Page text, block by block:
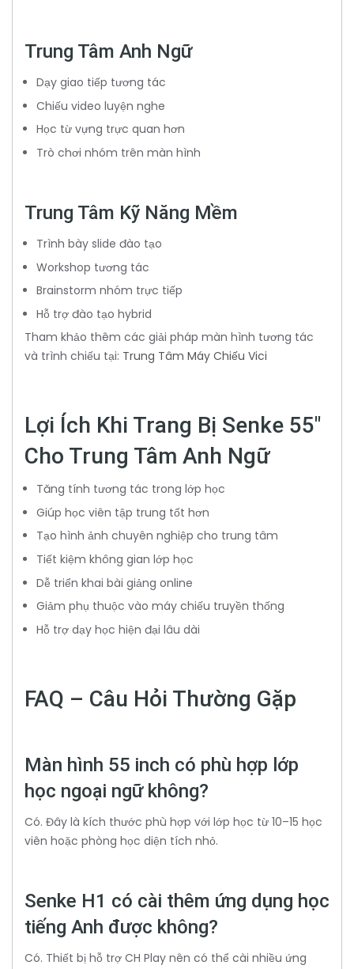
Trung Tâm Anh Ngữ
Dạy giao tiếp tương tác
Chiếu video luyện nghe
Học từ vựng trực quan hơn
Trò chơi nhóm trên màn hình
Trung Tâm Kỹ Năng Mềm
Trình bày slide đào tạo
Workshop tương tác
Brainstorm nhóm trực tiếp
Hỗ trợ đào tạo hybrid
Tham khảo thêm các giải pháp màn hình tương tác
và trình chiếu tại: Trung Tâm Máy Chiếu Vici
Lợi Ích Khi Trang Bị Senke 55"
Cho Trung Tâm Anh Ngữ
Tăng tính tương tác trong lớp học
Giúp học viên tập trung tốt hơn
Tạo hình ảnh chuyên nghiệp cho trung tâm
Tiết kiệm không gian lớp học
Dễ triển khai bài giảng online
Giảm phụ thuộc vào máy chiếu truyền thống
Hỗ trợ dạy học hiện đại lâu dài
FAQ – Câu Hỏi Thường Gặp
Màn hình 55 inch có phù hợp lớp
học ngoại ngữ không?
Có. Đây là kích thước phù hợp với lớp học từ 10–15 học
viên hoặc phòng học diện tích nhỏ.
Senke H1 có cài thêm ứng dụng học
tiếng Anh được không?
Có. Thiết bị hỗ trợ CH Play nên có thể cài nhiều ứng